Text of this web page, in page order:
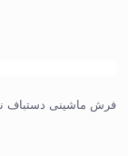
فرش ماشینی دستباف